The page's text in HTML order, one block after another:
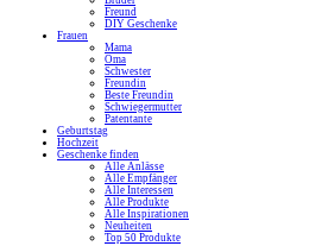
Freund
DIY Geschenke
Frauen
Mama
Oma
Schwester
Freundin
Beste Freundin
Schwiegermutter
Patentante
Geburtstag
Hochzeit
Geschenke finden
Alle Anlässe
Alle Empfänger
Alle Interessen
Alle Produkte
Alle Inspirationen
Neuheiten
Top 50 Produkte